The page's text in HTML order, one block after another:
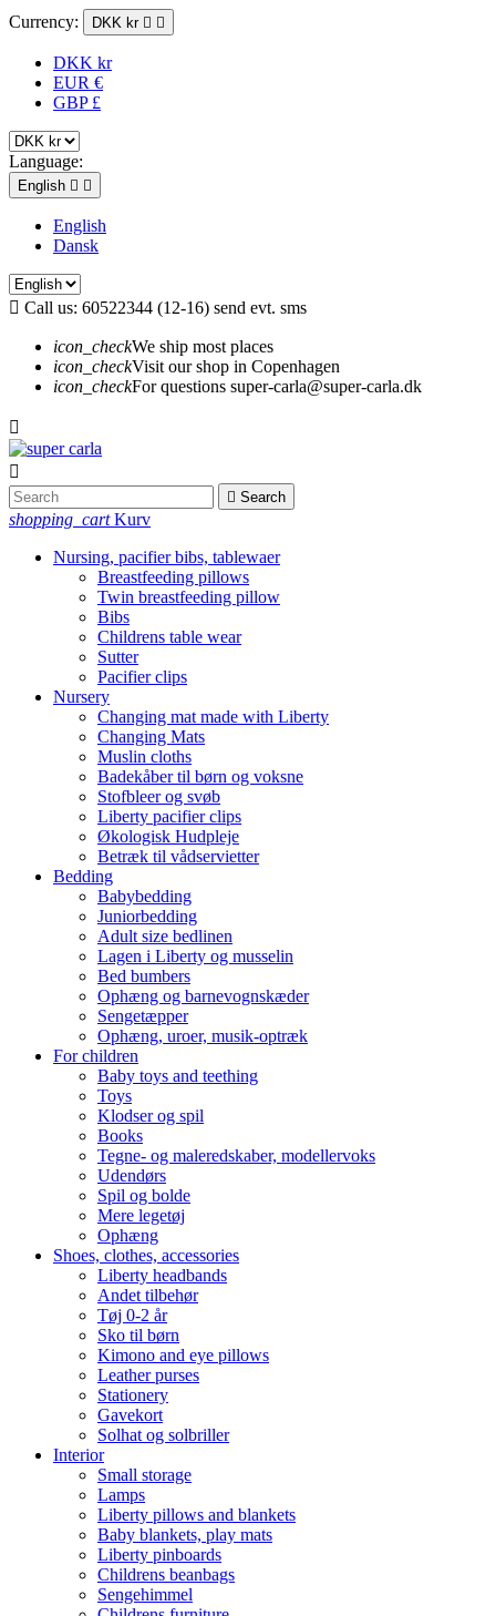
Currency: DKK kr  
DKK kr
EUR €
GBP £
Language:
English  
English
Dansk
 Call us: 60522344 (12-16) send evt. sms
icon_checkWe ship most places
icon_checkVisit our shop in Copenhagen
icon_checkFor questions super-carla@super-carla.dk


 Search
shopping_cart Kurv
Nursing, pacifier bibs, tablewaer
Breastfeeding pillows
Twin breastfeeding pillow
Bibs
Childrens table wear
Sutter
Pacifier clips
Nursery
Changing mat made with Liberty
Changing Mats
Muslin cloths
Badekåber til børn og voksne
Stofbleer og svøb
Liberty pacifier clips
Økologisk Hudpleje
Betræk til vådservietter
Bedding
Babybedding
Juniorbedding
Adult size bedlinen
Lagen i Liberty og musselin
Bed bumbers
Ophæng og barnevognskæder
Sengetæpper
Ophæng, uroer, musik-optræk
For children
Baby toys and teething
Toys
Klodser og spil
Books
Tegne- og maleredskaber, modellervoks
Udendørs
Spil og bolde
Mere legetøj
Ophæng
Shoes, clothes, accessories
Liberty headbands
Andet tilbehør
Tøj 0-2 år
Sko til børn
Kimono and eye pillows
Leather purses
Stationery
Gavekort
Solhat og solbriller
Interior
Small storage
Lamps
Liberty pillows and blankets
Baby blankets, play mats
Liberty pinboards
Childrens beanbags
Sengehimmel